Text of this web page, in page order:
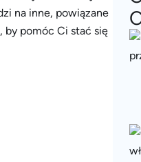
na inne, powiązane
by pomóc Ci stać się